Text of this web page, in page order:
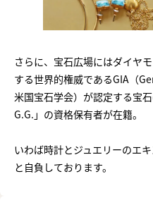
さらに、宝石広場にはダイヤ
する世界的権威であるGIA（
米国宝石学会）が認定する宝
G.G.」の資格保有者が在籍。
いわば時計とジュエリーのエ
と自負しております。